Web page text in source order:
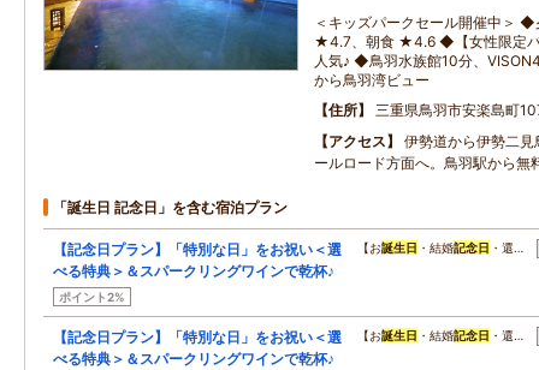
＜キッズパークセール開催中＞
★4.7、朝食 ★4.6 ◆【女性限定バ
人気♪ ◆鳥羽水族館10分、
から鳥羽湾ビュー
住所
三重県鳥羽市安楽島町
アクセス
伊勢道から伊勢二
ールロード方面へ。鳥羽駅から無
「誕生日 記念日」を含む宿泊プラン
【記念日プラン】「特別な日」をお祝い＜選
べる特典＞＆スパークリングワインで乾杯♪
ポイント2%
【お誕生日 ・結婚記念日 ・還…
【記念日プラン】「特別な日」をお祝い＜選
べる特典＞＆スパークリングワインで乾杯♪
【お誕生日 ・結婚記念日 ・還…